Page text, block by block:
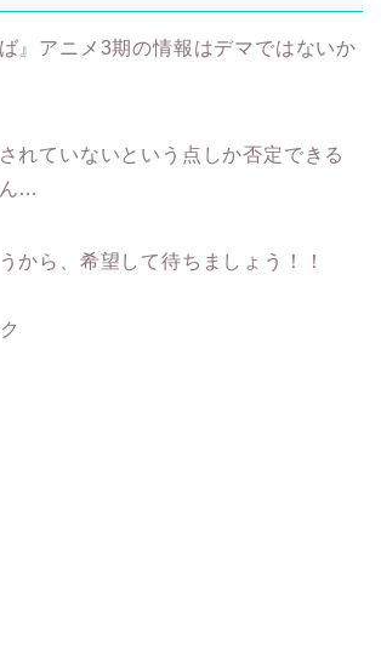
』アニメ3期の情報はデマではないか
れていないという点しか否定できる
…
から、希望して待ちましょう！！